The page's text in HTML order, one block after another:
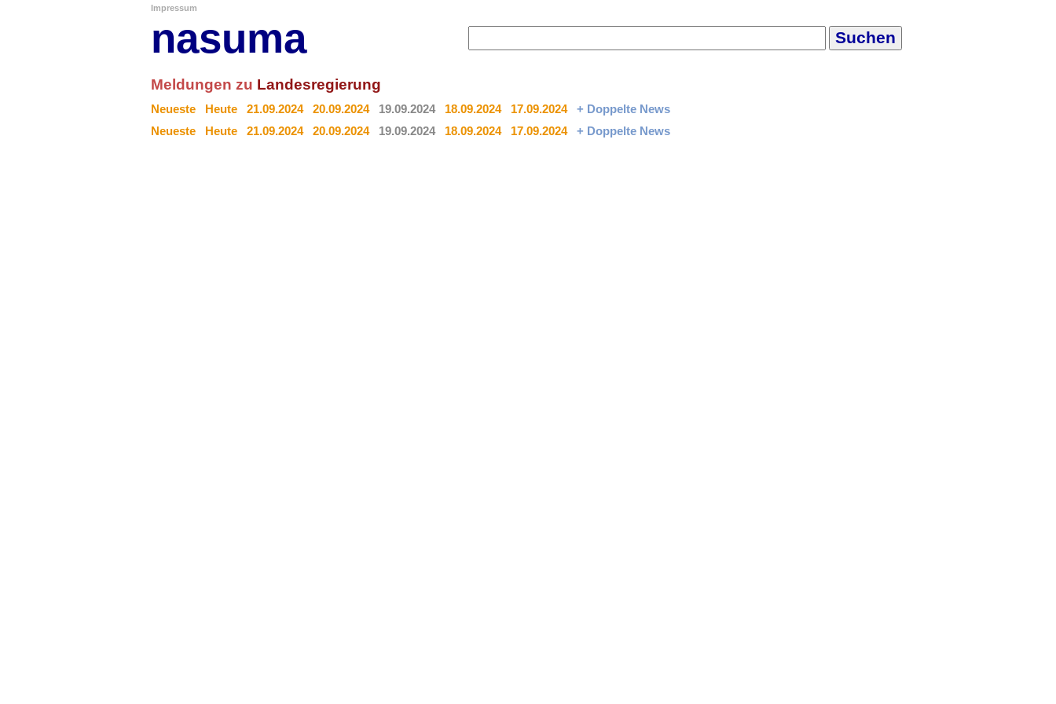
Impressum
nasuma
Meldungen zu Landesregierung
Neueste Heute 21.09.2024 20.09.2024 19.09.2024 18.09.2024 17.09.2024
+ Doppelte News
Neueste
Heute 21.09.2024 20.09.2024 19.09.2024 18.09.2024 17.09.2024 + Doppelte News